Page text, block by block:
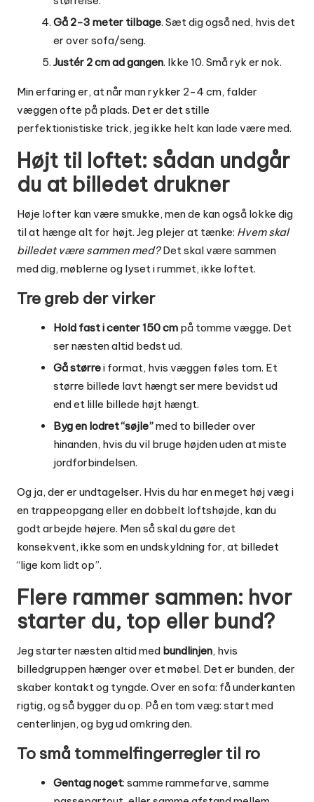
Gå 2-3 meter tilbage. Sæt dig også ned, hvis det
er over sofa/seng.
Justér 2 cm ad gangen. Ikke 10. Små ryk er nok.
Min erfaring er, at når man rykker 2-4 cm, falder
væggen ofte på plads. Det er det stille
perfektionistiske trick, jeg ikke helt kan lade være med.
Højt til loftet: sådan undgår
du at billedet drukner
Høje lofter kan være smukke, men de kan også lokke dig
til at hænge alt for højt. Jeg plejer at tænke: Hvem skal
billedet være sammen med?Det skal være sammen
med dig, møblerne og lyset i rummet, ikke loftet.
Tre greb der virker
Hold fast i center 150 cm på tomme vægge. Det
ser næsten altid bedst ud.
Gå størrei format, hvis væggen føles tom. Et
større billede lavt hængt ser mere bevidst ud
end et lille billede højt hængt.
Byg en lodret “søjle”med to billeder over
hinanden, hvis du vil bruge højden uden at miste
jordforbindelsen.
Og ja, der er undtagelser. Hvis du har en meget høj væg i
en trappeopgang eller en dobbelt loftshøjde, kan du
godt arbejde højere. Men så skal du gøre det
konsekvent, ikke som en undskyldning for, at billedet
“lige kom lidt op”.
Flere rammer sammen: hvor
starter du, top eller bund?
Jeg starter næsten altid med bundlinjen, hvis
billedgruppen hænger over et møbel. Det er bunden, der
skaber kontakt og tyngde. Over en sofa: få underkanten
rigtig, og så bygger du op. På en tom væg: start med
centerlinjen, og byg ud omkring den.
To små tommelfingerregler til ro
Gentag noget: samme rammefarve, samme